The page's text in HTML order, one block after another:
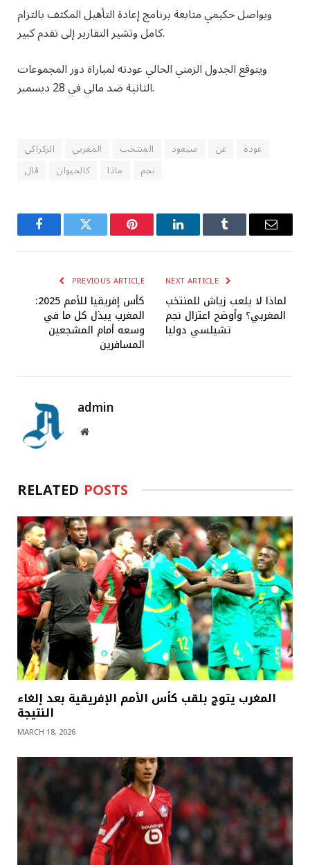
ويواصل حكيمي متابعة برنامج إعادة التأهيل المكثف بالتزام
كامل وتشير التقارير إلى تقدم كبير.
ويتوقع الجدول الزمني الحالي عودته لمباراة دور المجموعات
الثانية ضد مالي في 28 ديسمبر.
الركراكي المغربي المنتخب سيعود عن
عودة
قال
كالحيوان ماذا نجم
FacebookTwitter Pinterest LinkedInTumblr Email
PREVIOUS ARTICLE
كأس إفريقيا للأمم 2025:
المغرب يبذل كل ما في
وسعه أمام المشجعين
المسافرين
NEXT ARTICLE
لماذا لا يلعب زياش للمنتخب
المغربي؟ وأوضح اعتزال نجم
تشيلسي دوليا
admin
Website
RELATED POSTS
المغرب يتوج بلقب كأس الأمم الإفريقية بعد إلغاء
النتيجة
MARCH 18, 2026